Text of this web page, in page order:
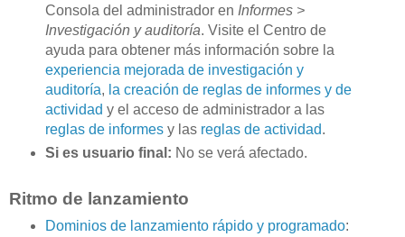
Consola del administrador en Informes >
Investigación y auditoría. Visite el Centro de
ayuda para obtener más información sobre la
experiencia mejorada de investigación y
auditoría, la creación de reglas de informes y de
actividad y el acceso de administrador a las
reglas de informesy las reglas de actividad.
Si es usuario final: No se verá afectado.
Ritmo de lanzamiento
Dominios de lanzamiento rápido y programado: